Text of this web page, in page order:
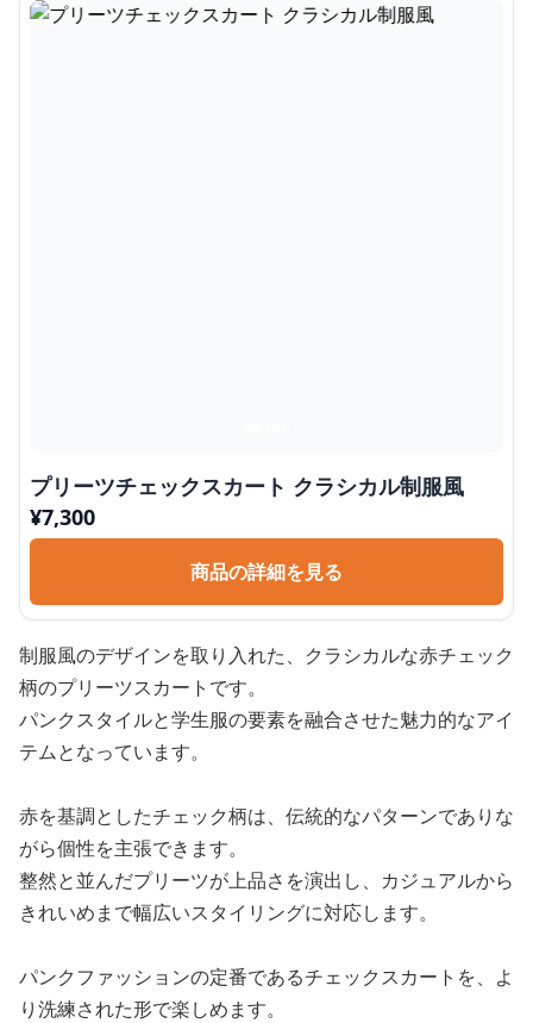
プリーツチェックスカート クラシカル制服風
¥7,300
商品の詳細を見る
制服風のデザインを取り入れた、クラシカルな赤チェック
柄のプリーツスカートです。
パンクスタイルと学生服の要素を融合させた魅力的なアイ
テムとなっています。
赤を基調としたチェック柄は、伝統的なパターンでありな
がら個性を主張できます。
整然と並んだプリーツが上品さを演出し、カジュアルから
きれいめまで幅広いスタイリングに対応します。
パンクファッションの定番であるチェックスカートを、よ
り洗練された形で楽しめます。